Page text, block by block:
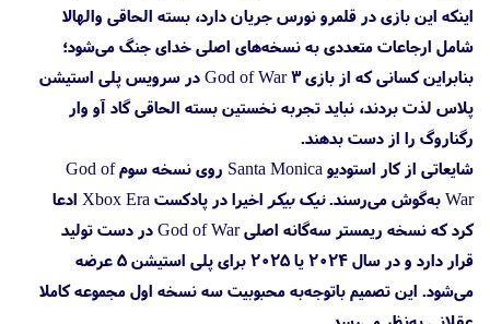
اینکه این بازی در قلمرو نورس جریان دارد، بسته الحاقی والهالا
شامل ارجاعات متعددی به نسخه‌های اصلی خدای جنگ می‌شود؛
بنابراین کسانی که از بازی God of War 3 در سرویس پلی استیشن
پلاس لذت بردند، نباید تجربه نخستین بسته الحاقی گاد آو وار
رگناروگ را از دست بدهند.
شایعاتی از کار استودیو Santa Monica روی نسخه سوم God of
War به‌گوش می‌رسند.
نیک بیکر
اخیرا در پادکست Xbox Era ادعا
کرد که نسخه ریمستر سه‌گانه اصلی God of War در دست تولید
قرار دارد و در سال ۲۰۲۴ یا ۲۰۲۵ برای
پلی استیشن 5 عرضه
می‌شود. این تصمیم باتوجه‌به محبوبیت سه نسخه اول مجموعه کاملا